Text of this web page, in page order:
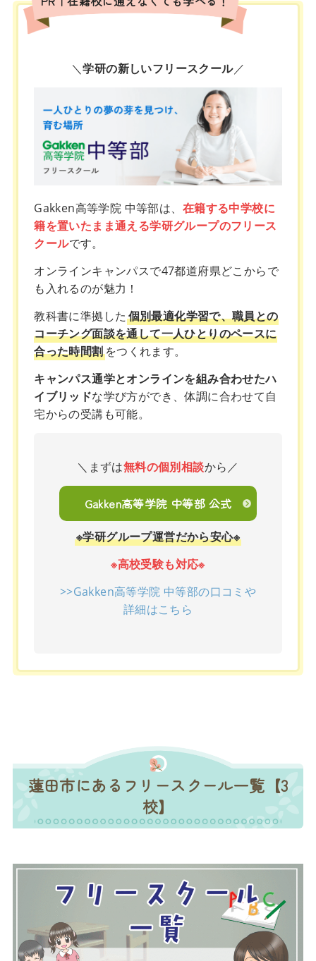
＼学研の新しいフリースクール／
Gakken高等学院 中等部は、 在籍する中学校に
籍を置いたまま通える学研グループのフリース
クールです。
オンラインキャンパスで47都道府県どこからで
も入れるのが魅力！
教科書に準拠した個別最適化学習で、職員との
コーチング面談を通して一人ひとりのペースに
合った時間割をつくれます。
キャンパス通学とオンラインを組み合わせたハ
イブリッドな学び方ができ、体調に合わせて自
宅からの受講も可能。
＼まずは無料の個別相談から／
Gakken高等学院 中等部 公式
※学研グループ運営だから安心※
※高校受験も対応※
>>Gakken高等学院 中等部の口コミや
詳細はこちら
蓮田市にあるフリースクール一覧【3
校】